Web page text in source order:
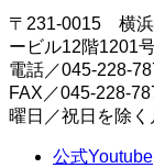
〒231-0015 横浜
ービル12階1201
電話／045-228-
FAX／045-228-
曜日／祝日を除く
公式Youtube